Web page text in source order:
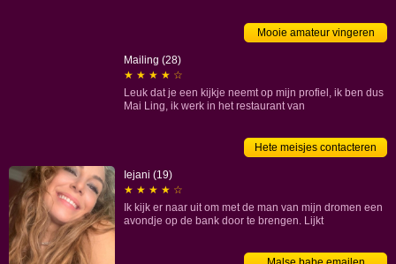
Kaag en Braassem
Leiden
Leiderdorp
Leidschendam-Voorburg
Maassluis
Mooie amateur vingeren
Mailing (28)
★ ★ ★ ★ ☆
Leuk dat je een kijkje neemt op mijn profiel, ik ben dus
Mai Ling, ik werk in het restaurant van
Hete meisjes contacteren
Iejani (19)
★ ★ ★ ★ ☆
Ik kijk er naar uit om met de man van mijn dromen een
avondje op de bank door te brengen. Lijkt